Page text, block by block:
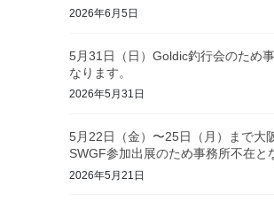
2026年6月5日
5月31日（日）Goldic釣行会のため
なります。
2026年5月31日
5月22日（金）〜25日（月）まで大
SWGF参加出展のため事務所不在と
2026年5月21日